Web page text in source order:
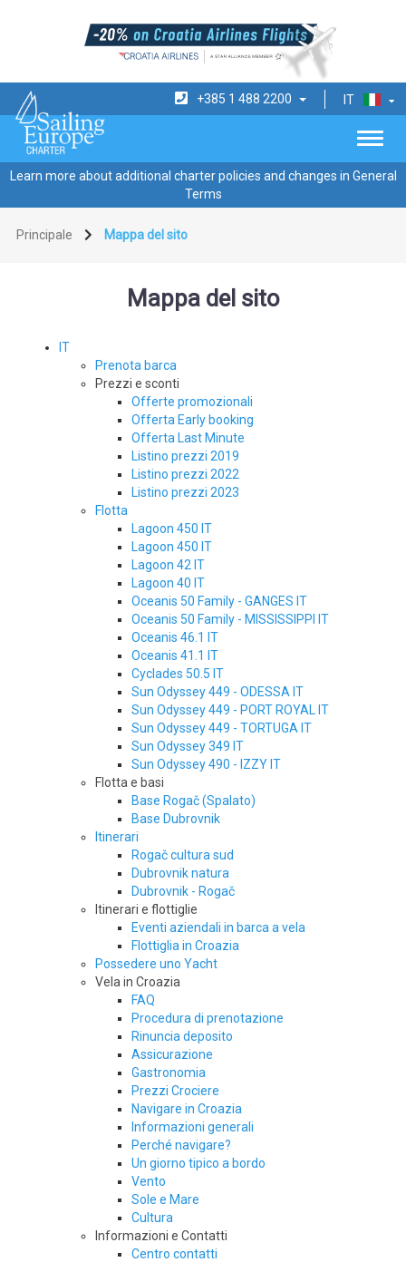
IT
+385 1 488 2200
Learn more about additional charter policies and changes in General
Terms
Principale Mappa del sito
Mappa del sito
IT
Prenota barca
Prezzi e sconti
Offerte promozionali
Offerta Early booking
Offerta Last Minute
Listino prezzi 2019
Listino prezzi 2022
Listino prezzi 2023
Flotta
Lagoon 450 IT
Lagoon 450 IT
Lagoon 42 IT
Lagoon 40 IT
Oceanis 50 Family - GANGES IT
Oceanis 50 Family - MISSISSIPPI IT
Oceanis 46.1 IT
Oceanis 41.1 IT
Cyclades 50.5 IT
Sun Odyssey 449 - ODESSA IT
Sun Odyssey 449 - PORT ROYAL IT
Sun Odyssey 449 - TORTUGA IT
Sun Odyssey 349 IT
Sun Odyssey 490 - IZZY IT
Flotta e basi
Base Rogač (Spalato)
Base Dubrovnik
Itinerari
Rogač cultura sud
Dubrovnik natura
Dubrovnik - Rogač
Itinerari e flottiglie
Eventi aziendali in barca a vela
Flottiglia in Croazia
Possedere uno Yacht
Vela in Croazia
FAQ
Procedura di prenotazione
Rinuncia deposito
Assicurazione
Gastronomia
Prezzi Crociere
Navigare in Croazia
Informazioni generali
Perché navigare?
Un giorno tipico a bordo
Vento
Sole e Mare
Cultura
Informazioni e Contatti
Centro contatti